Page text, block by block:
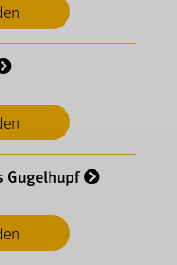
Gugelhupf